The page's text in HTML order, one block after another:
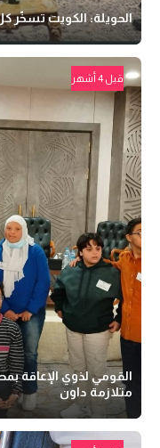
الحويلة: الكويت تسخّر
قبل 4 أشهر
القومي لذوي الإعاقة
متلازمة داون